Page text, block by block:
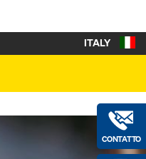
CONTATTO
ITALY